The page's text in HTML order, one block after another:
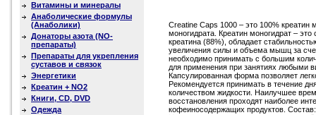
Витамины и минералы
Анаболические формулы
(Анаболики)
Донаторы азота (NO-
препараты)
Препараты для укрепления
суставов и связок
Энергетики
Креатин + NO2
Книги, CD, DVD
Одежда
Creatine Caps 1000 – это 100% креатин
моногидрата. Креатин моногидрат –
креатина (88%), обладает
увеличения силы и объема мышц за
необходимо принимать с большим
для применения при занятиях любыми
Капсулированная форма позволяет
Рекомендуется принимать в течение
количеством жидкости. Наилучшее
восстановления проходят наиболее
кофеиносодержащих продуктов.